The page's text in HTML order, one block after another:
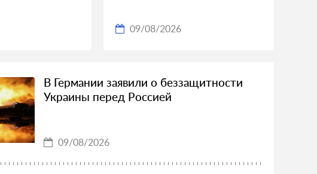
09/08/2026
В Германии заявили о беззащитности
Украины перед Россией
09/08/2026